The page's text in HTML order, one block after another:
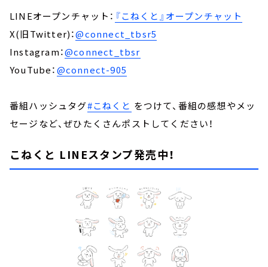
LINEオープンチャット： 『こねくと』オープンチャット
X(旧Twitter)：@connect_tbsr5
Instagram：@connect_tbsr
YouTube：@connect-905
番組ハッシュタグ#こねくと をつけて、番組の感想やメッ
セージなど、ぜひたくさんポストしてください！
こねくと LINEスタンプ発売中！